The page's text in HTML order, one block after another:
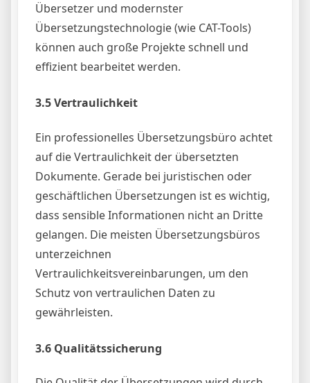
Übersetzer und modernster
Übersetzungstechnologie (wie CAT-Tools)
können auch große Projekte schnell und
effizient bearbeitet werden.
3.5 Vertraulichkeit
Ein professionelles Übersetzungsbüro achtet
auf die Vertraulichkeit der übersetzten
Dokumente. Gerade bei juristischen oder
geschäftlichen Übersetzungen ist es wichtig,
dass sensible Informationen nicht an Dritte
gelangen. Die meisten Übersetzungsbüros
unterzeichnen
Vertraulichkeitsvereinbarungen, um den
Schutz von vertraulichen Daten zu
gewährleisten.
3.6 Qualitätssicherung